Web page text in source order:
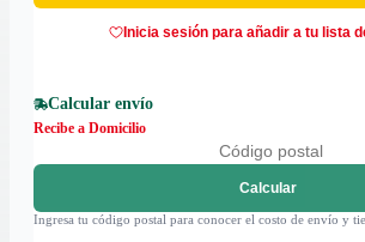
Inicia sesión para añadir a tu lista
Calcular envío
Recibe a Domicilio
Calcular
Ingresa tu código postal para conocer el costo de envío y